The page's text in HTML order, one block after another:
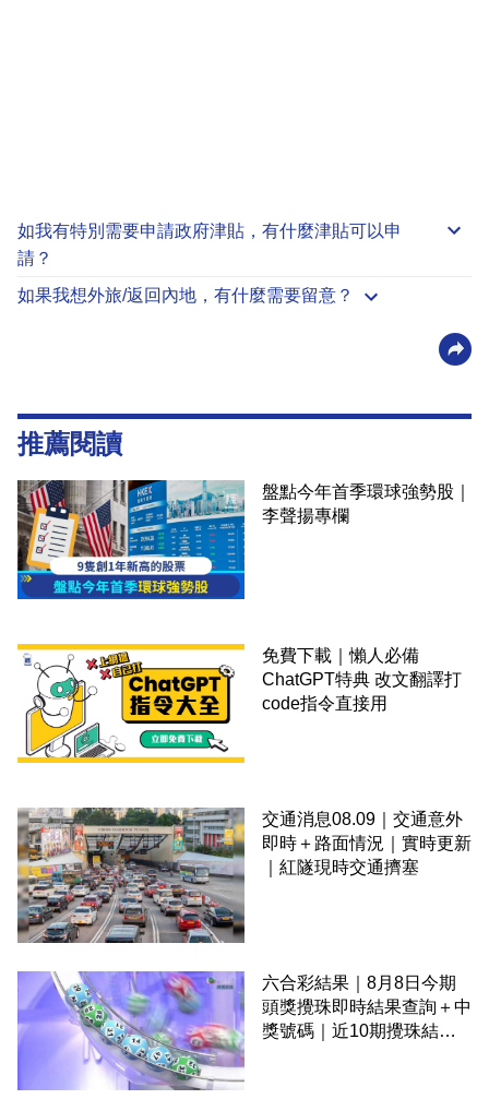
如我有特別需要申請政府津貼 ，有什麼津貼可以申
請？
如果我想外旅/返回內地，有什麼需要留意？
推薦閱讀
盤點今年首季環球強勢股｜
李聲揚專欄
免費下載｜懶人必備
ChatGPT特典 改文翻譯打
code指令直接用
交通消息08.09｜交通意外
即時＋路面情況｜實時更新
｜紅隧現時交通擠塞
六合彩結果｜8月8日今期
頭獎攪珠即時結果查詢＋中
獎號碼｜近10期攪珠結果